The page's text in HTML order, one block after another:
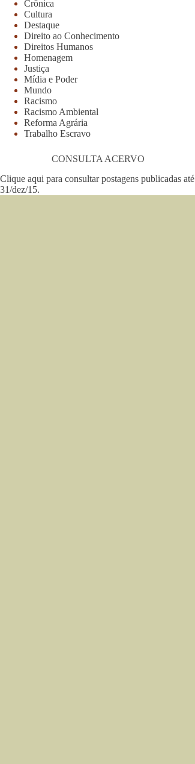
Crônica
Cultura
Destaque
Direito ao Conhecimento
Direitos Humanos
Homenagem
Justiça
Mídia e Poder
Mundo
Racismo
Racismo Ambiental
Reforma Agrária
Trabalho Escravo
CONSULTA ACERVO
Clique aqui para consultar postagens publicadas até
31/dez/15.